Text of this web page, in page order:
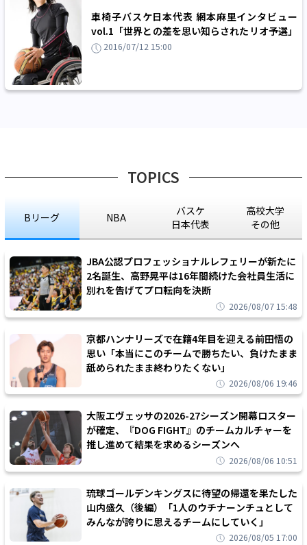
車椅子バスケ日本代表 網本麻里インタビュー
vol.1「世界との差を思い知らされたリオ予選」
2016/07/12 15:00
TOPICS
Bリーグ NBA
バスケ
日本代表
高校大学
その他
JBA公認プロフェッショナルレフェリーが新たに
2名誕生、高野晃平は16年間続けた会社員生活に
別れを告げてプロ転向を決断
2026/08/07 15:48
京都ハンナリーズで在籍4年目を迎える前田悟の
思い「本当にこのチームで勝ちたい、負けたまま
舐められたまま終わりたくない」
2026/08/06 19:46
大阪エヴェッサの2026-27シーズン開幕ロスター
が確定、『DOG FIGHT』のチームカルチャーを
推し進めて結果を求めるシーズンへ
2026/08/06 10:51
琉球ゴールデンキングスに待望の帰還を果たした
山内盛久（後編）「1人のウチナーンチュとして
みんなが誇りに思えるチームにしていく」
2026/08/05 17:00